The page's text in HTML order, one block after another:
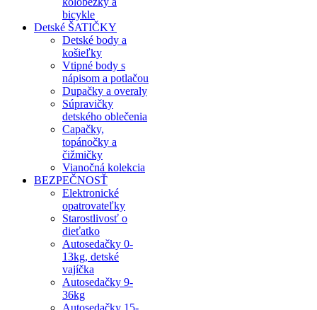
bicykle
Detské ŠATIČKY
Detské body a
košieľky
Vtipné body s
nápisom a potlačou
Dupačky a overaly
Súpravičky
detského oblečenia
Capačky,
topánočky a
čižmičky
Vianočná kolekcia
BEZPEČNOSŤ
Elektronické
opatrovateľky
Starostlivosť o
dieťatko
Autosedačky 0-
13kg, detské
vajíčka
Autosedačky 9-
36kg
Autosedačky 15-